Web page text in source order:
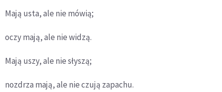
Mają usta, ale nie mówią;
oczy mają, ale nie widzą.
Mają uszy, ale nie słyszą;
nozdrza mają, ale nie czują zapachu.